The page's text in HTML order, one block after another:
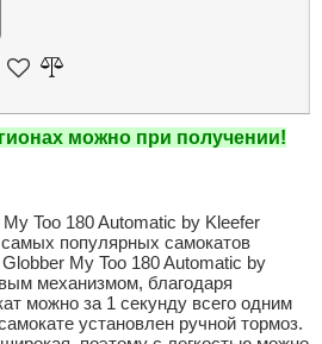
можно при получении!
Too 180 Automatic by Kleefer
самых популярных самокатов
My Too 180 Automatic by
механизмом, благодаря
можно за 1 секунду всего одним
установлен ручной тормоз.